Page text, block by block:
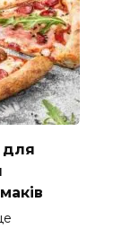
для